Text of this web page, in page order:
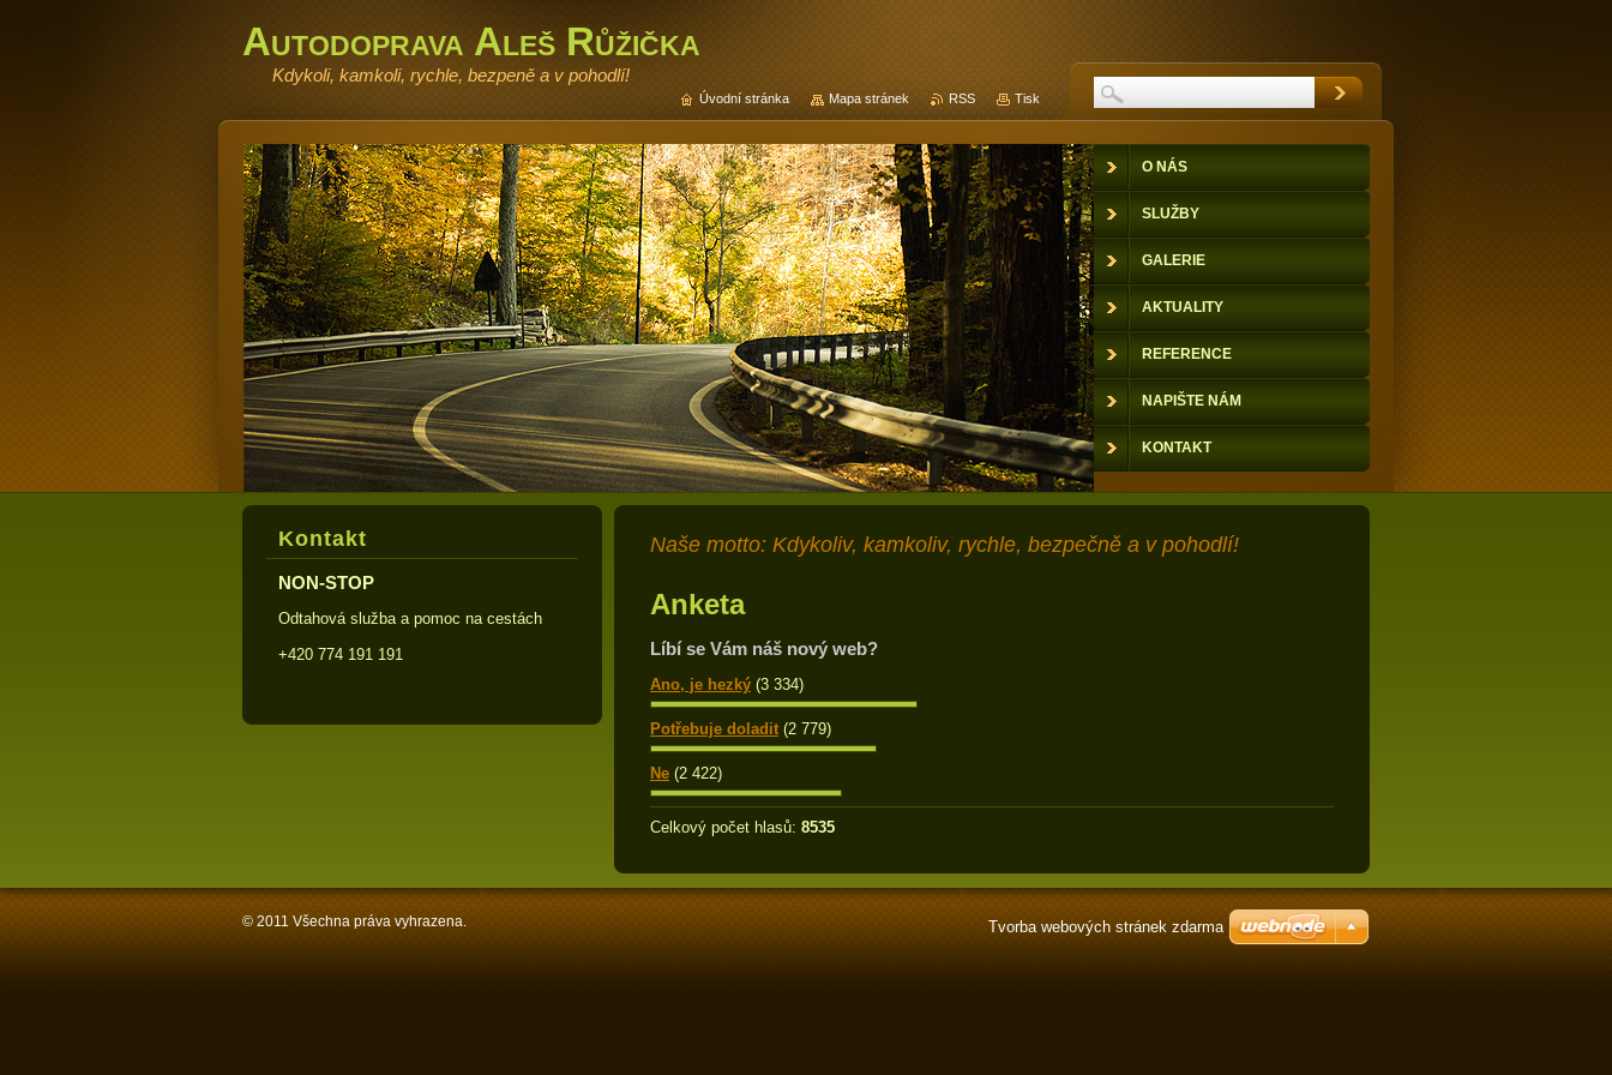
Autodoprava Aleš Růžička
Kdykoli, kamkoli, rychle, bezpeně a v pohodlí!
Naše motto: Kdykoliv, kamkoliv, rychle, bezpečně a v pohodlí!
Anketa
Líbí se Vám náš nový web?
Ano, je hezký (3 334)
Potřebuje doladit (2 779)
Ne (2 422)
Celkový počet hlasů: 8535
Kontakt
NON-STOP
Odtahová služba a pomoc na cestách
+420 774 191 191
O NÁS
SLUŽBY
GALERIE
AKTUALITY
REFERENCE
NAPIŠTE NÁM
KONTAKT
Úvodní stránka Mapa stránek RSS Tisk
© 2011 Všechna práva vyhrazena. Tvorba webových stránek zdarma